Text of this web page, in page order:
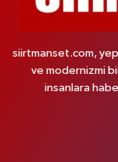
siirtmanset.com,
ve modernizmi
insanlara